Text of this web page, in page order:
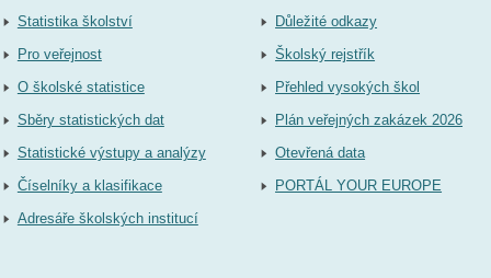
Statistika školství
Pro veřejnost
O školské statistice
Sběry statistických dat
Statistické výstupy a analýzy
Číselníky a klasifikace
Adresáře školských institucí
Důležité odkazy
Školský rejstřík
Přehled vysokých škol
Plán veřejných zakázek 2026
Otevřená data
PORTÁL YOUR EUROPE